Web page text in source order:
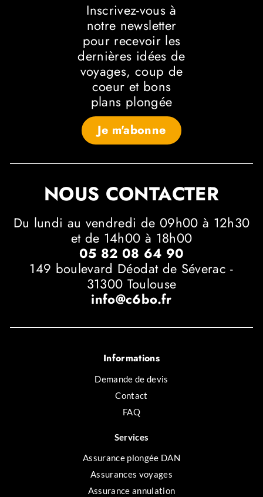
Inscrivez-vous à
notre newsletter
pour recevoir les
dernières idées de
voyages, coup de
coeur et bons
plans plongée
Je m'abonne
NOUS CONTACTER
Du lundi au vendredi de 09h00 à 12h30
et de 14h00 à 18h00
05 82 08 64 90
149 boulevard Déodat de Séverac -
31300 Toulouse
info@c6bo.fr
Informations
Demande de devis
Contact
FAQ
Services
Assurance plongée DAN
Assurances voyages
Assurance annulation